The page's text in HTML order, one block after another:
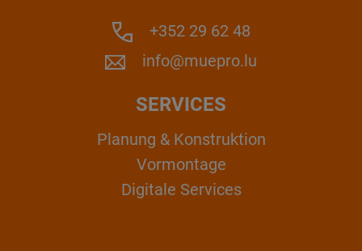
+352 29 62 48
info@muepro.lu
SERVICES
Planung & Konstruktion
Vormontage
Digitale Services